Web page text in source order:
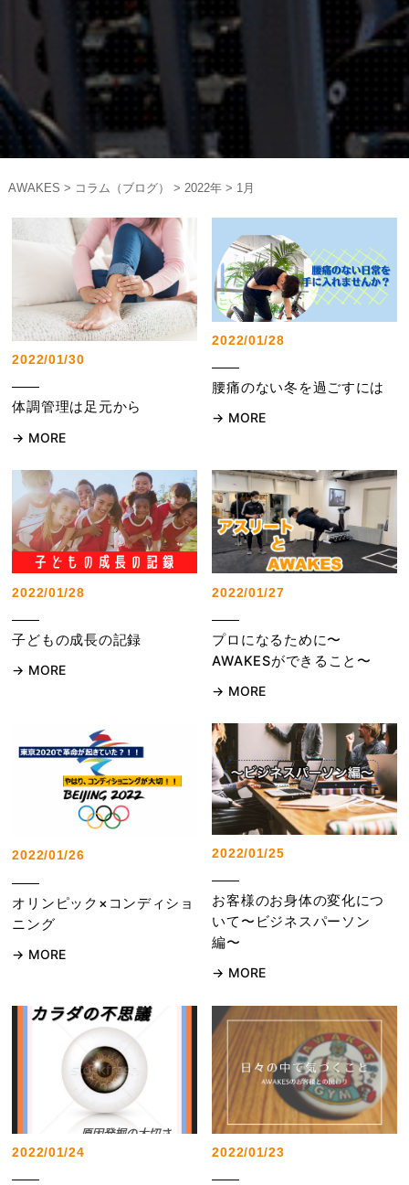
AWAKES > コラム（ブログ） > 2022年> 1月
2022/01/30
体調管理は足元から
MORE
2022/01/28
腰痛のない冬を過ごすには
MORE
2022/01/28
子どもの成長の記録
MORE
2022/01/27
プロになるために〜
AWAKESができること〜
MORE
2022/01/26
オリンピック×コンディショ
ニング
MORE
2022/01/25
お客様のお身体の変化につ
いて〜ビジネスパーソン
編〜
MORE
2022/01/24 2022/01/23